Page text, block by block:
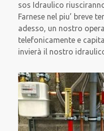
sos Idraulico
Farnese nel piu’ breve
adesso, un nostro
telefonicamente e
invierà il nostro